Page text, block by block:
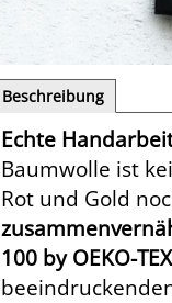
Beschreibung
Echte
Baumwolle ist
Rot und Gold
100 by OEKO-